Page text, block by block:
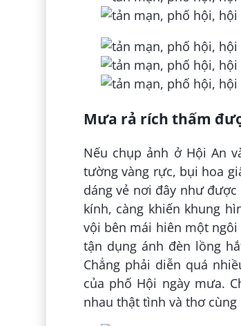
Mưa rả rích thấm
Nếu chụp ảnh ở Hội An
tường vàng rực, bụi hoa
dáng vẻ nơi đây như
kính, càng khiến khung
vội bên mái hiên một
tận dụng ánh đèn lồng
Chẳng phải diễn quá
của phố Hội ngày mưa.
nhau thật tình và thơ